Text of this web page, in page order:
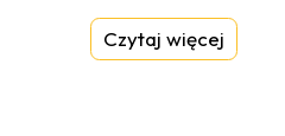
Czytaj więcej